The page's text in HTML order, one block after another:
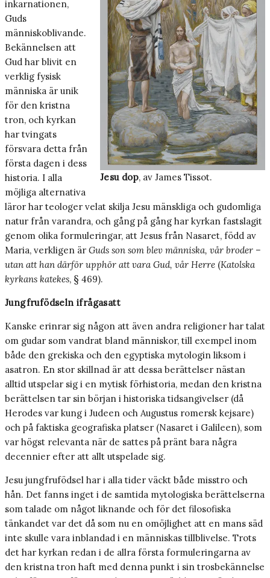
Jesu dop, av James Tissot.
inkarnationen,
Guds
människoblivande.
Bekännelsen att
Gud har blivit en
verklig fysisk
människa är unik
för den kristna
tron, och kyrkan
har tvingats
försvara detta från
första dagen i dess
historia. I alla
möjliga alternativa
läror har teologer velat skilja Jesu mänskliga och gudomliga
natur från varandra, och gång på gång har kyrkan fastslagit
genom olika formuleringar, att Jesus från Nasaret, född av
Maria, verkligen är Guds son som blev människa, vår broder –
utan att han därför upphör att vara Gud, vår Herre (Katolska
kyrkans katekes, § 469).
Jungfrufödseln ifrågasatt
Kanske erinrar sig någon att även andra religioner har talat
om gudar som vandrat bland människor, till exempel inom
både den grekiska och den egyptiska mytologin liksom i
asatron. En stor skillnad är att dessa berättelser nästan
alltid utspelar sig i en mytisk förhistoria, medan den kristna
berättelsen tar sin början i historiska tidsangivelser (då
Herodes var kung i Judeen och Augustus romersk kejsare)
och på faktiska geografiska platser (Nasaret i Galileen), som
var högst relevanta när de sattes på pränt bara några
decennier efter att allt utspelade sig.
Jesu jungfrufödsel har i alla tider väckt både misstro och
hån. Det fanns inget i de samtida mytologiska berättelserna
som talade om något liknande och för det filosofiska
tänkandet var det då som nu en omöjlighet att en mans säd
inte skulle vara inblandad i en människas tillblivelse. Trots
det har kyrkan redan i de allra första formuleringarna av
den kristna tron haft med denna punkt i sin trosbekännelse